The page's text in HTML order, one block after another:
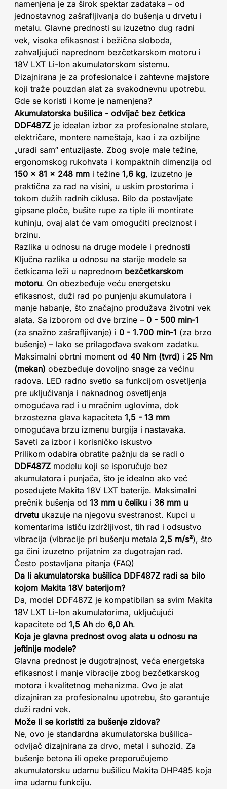
namenjena je za širok spektar zadataka – od
jednostavnog zašrafljivanja do bušenja u drvetu i
metalu. Glavne prednosti su izuzetno dug radni
vek, visoka efikasnost i bežična sloboda,
zahvaljujući naprednom bezčetkarskom motoru i
18V LXT Li-Ion akumulatorskom sistemu.
Dizajnirana je za profesionalce i zahtevne majstore
koji traže pouzdan alat za svakodnevnu upotrebu.
Gde se koristi i kome je namenjena?
Akumulatorska bušilica - odvijač bez četkica
DDF487Z je idealan izbor za profesionalne stolare,
električare, montere nameštaja, kao i za ozbiljne
„uradi sam“ entuzijaste. Zbog svoje male težine,
ergonomskog rukohvata i kompaktnih dimenzija od
150 x 81 x 248 mm i težine 1,6 kg, izuzetno je
praktična za rad na visini, u uskim prostorima i
tokom dužih radnih ciklusa. Bilo da postavljate
gipsane ploče, bušite rupe za tiple ili montirate
kuhinju, ovaj alat će vam omogućiti preciznost i
brzinu.
Razlika u odnosu na druge modele i prednosti
Ključna razlika u odnosu na starije modele sa
četkicama leži u naprednom bezčetkarskom
motoru. On obezbeđuje veću energetsku
efikasnost, duži rad po punjenju akumulatora i
manje habanje, što značajno produžava životni vek
alata. Sa izborom od dve brzine – 0 - 500 min-1
(za snažno zašrafljivanje) i 0 - 1.700 min-1 (za brzo
bušenje) – lako se prilagođava svakom zadatku.
Maksimalni obrtni moment od 40 Nm (tvrd) i 25 Nm
(mekan) obezbeđuje dovoljno snage za većinu
radova. LED radno svetlo sa funkcijom osvetljenja
pre uključivanja i naknadnog osvetljenja
omogućava rad i u mračnim uglovima, dok
brzostezna glava kapaciteta 1,5 - 13 mm
omogućava brzu izmenu burgija i nastavaka.
Saveti za izbor i korisničko iskustvo
Prilikom odabira obratite pažnju da se radi o
DDF487Z modelu koji se isporučuje bez
akumulatora i punjača, što je idealno ako već
posedujete Makita 18V LXT baterije. Maksimalni
prečnik bušenja od 13 mm u čeliku i 36 mm u
drvetu ukazuje na njegovu svestranost. Kupci u
komentarima ističu izdržljivost, tih rad i odsustvo
vibracija (vibracije pri bušenju metala 2,5 m/s²), što
ga čini izuzetno prijatnim za dugotrajan rad.
Često postavljana pitanja (FAQ)
Da li akumulatorska bušilica DDF487Z radi sa bilo
kojom Makita 18V baterijom?
Da, model DDF487Z je kompatibilan sa svim Makita
18V LXT Li-Ion akumulatorima, uključujući
kapacitete od 1,5 Ah do 6,0 Ah.
Koja je glavna prednost ovog alata u odnosu na
jeftinije modele?
Glavna prednost je dugotrajnost, veća energetska
efikasnost i manje vibracije zbog bezčetkarskog
motora i kvalitetnog mehanizma. Ovo je alat
dizajniran za profesionalnu upotrebu, što garantuje
duži radni vek.
Može li se koristiti za bušenje zidova?
Ne, ovo je standardna akumulatorska bušilica-
odvijač dizajnirana za drvo, metal i suhozid. Za
bušenje betona ili opeke preporučujemo
akumulatorsku udarnu bušilicu Makita DHP485 koja
ima udarnu funkciju.